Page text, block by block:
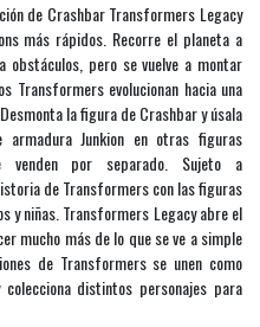
de Crashbar Transformers Legacy
más rápidos. Recorre el planeta a
obstáculos, pero se vuelve a montar
Transformers evolucionan hacia una
la figura de Crashbar y úsala
Junkion en otras figuras
venden por separado. Sujeto a
de Transformers con las figuras
y niñas. Transformers Legacy abre el
mucho más de lo que se ve a simple
de Transformers se unen como
distintos personajes para